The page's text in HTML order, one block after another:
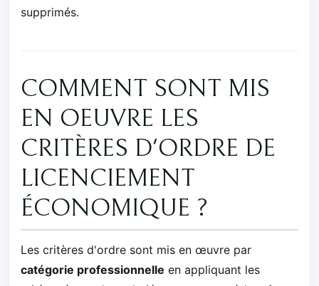
supprimés.
COMMENT SONT MIS
EN OEUVRE LES
CRITÈRES D'ORDRE DE
LICENCIEMENT
ÉCONOMIQUE ?
Les critères d'ordre sont mis en œuvre par
catégorie professionnelle en appliquant les